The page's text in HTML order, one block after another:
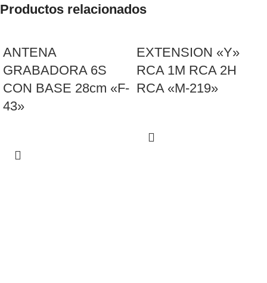
Productos relacionados
ANTENA
GRABADORA 6S
CON BASE 28cm «F-
43»
EXTENSION «Y»
RCA 1M RCA 2H
RCA «M-219»